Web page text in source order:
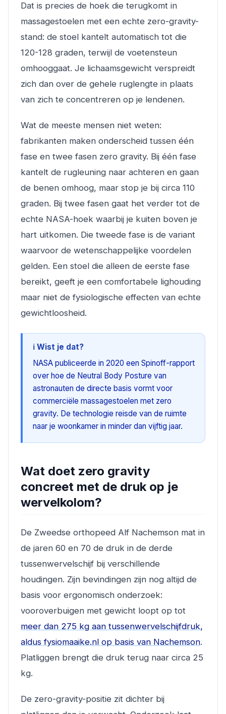
Dat is precies de hoek die terugkomt in
massagestoelen met een echte zero-gravity-
stand: de stoel kantelt automatisch tot die
120-128 graden, terwijl de voetensteun
omhooggaat. Je lichaamsgewicht verspreidt
zich dan over de gehele ruglengte in plaats
van zich te concentreren op je lendenen.
Wat de meeste mensen niet weten:
fabrikanten maken onderscheid tussen één
fase en twee fasen zero gravity. Bij één fase
kantelt de rugleuning naar achteren en gaan
de benen omhoog, maar stop je bij circa 110
graden. Bij twee fasen gaat het verder tot de
echte NASA-hoek waarbij je kuiten boven je
hart uitkomen. Die tweede fase is de variant
waarvoor de wetenschappelijke voordelen
gelden. Een stoel die alleen de eerste fase
bereikt, geeft je een comfortabele lighouding
maar niet de fysiologische effecten van echte
gewichtloosheid.
ℹ️ Wist je dat?
NASA publiceerde in 2020 een Spinoff-rapport
over hoe de Neutral Body Posture van
astronauten de directe basis vormt voor
commerciële massagestoelen met zero
gravity. De technologie reisde van de ruimte
naar je woonkamer in minder dan vijftig jaar.
Wat doet zero gravity
concreet met de druk op je
wervelkolom?
De Zweedse orthopeed Alf Nachemson mat in
de jaren 60 en 70 de druk in de derde
tussenwervelschijf bij verschillende
houdingen. Zijn bevindingen zijn nog altijd de
basis voor ergonomisch onderzoek:
vooroverbuigen met gewicht loopt op tot
meer dan 275 kg aan tussenwervelschijfdruk,
aldus fysiomaaike.nl op basis van Nachemson.
Platliggen brengt die druk terug naar circa 25
kg.
De zero-gravity-positie zit dichter bij